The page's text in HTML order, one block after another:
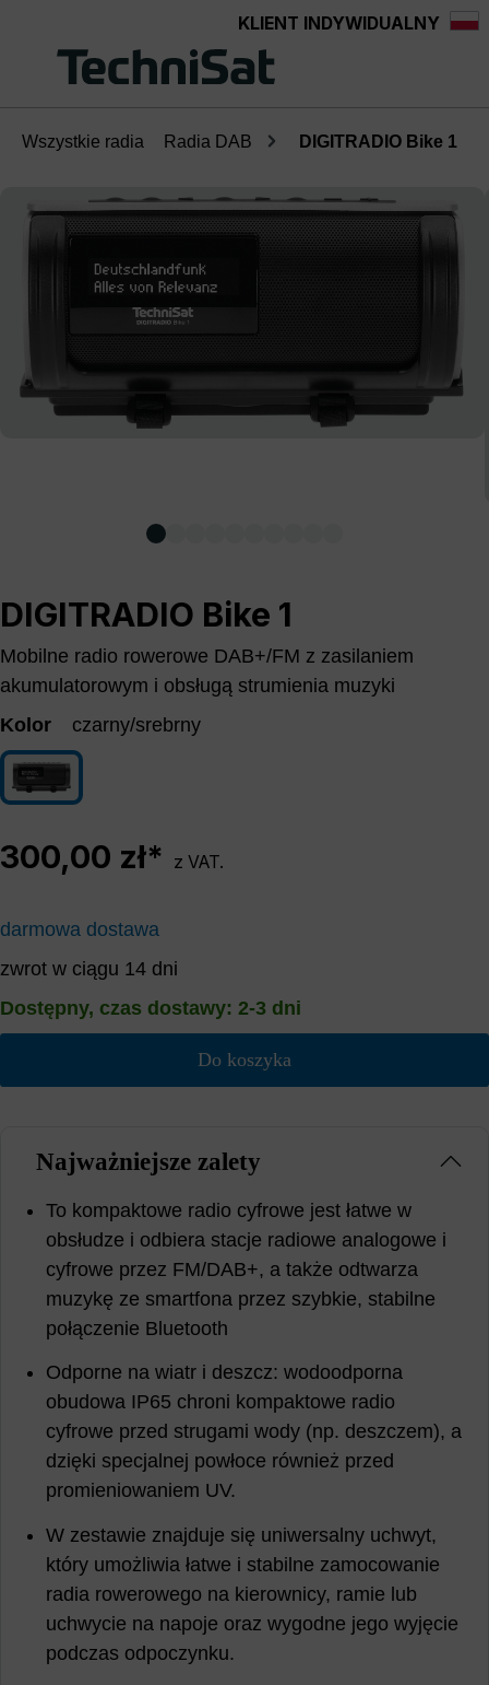
Przejdź do głównej zawartościKLIENT INDYWIDUALNY
Wszystkie radia Radia DAB DIGITRADIO Bike 1
Pomiń galerię zdjęć
DIGITRADIO Bike 1
Mobilne radio rowerowe DAB+/FM z zasilaniem
akumulatorowym i obsługą strumienia muzyki
Kolor
czarny/srebrny
czarny/srebrny
300,00 zł* z VAT.
darmowa dostawa
zwrot w ciągu 14 dni
Dostępny, czas dostawy: 2-3 dni
Do koszyka
Najważniejsze zalety
To kompaktowe radio cyfrowe jest łatwe w
obsłudze i odbiera stacje radiowe analogowe i
cyfrowe przez FM/DAB+, a także odtwarza
muzykę ze smartfona przez szybkie, stabilne
połączenie Bluetooth
Odporne na wiatr i deszcz: wodoodporna
obudowa IP65 chroni kompaktowe radio
cyfrowe przed strugami wody (np. deszczem), a
dzięki specjalnej powłoce również przed
promieniowaniem UV.
W zestawie znajduje się uniwersalny uchwyt,
który umożliwia łatwe i stabilne zamocowanie
radia rowerowego na kierownicy, ramie lub
uchwycie na napoje oraz wygodne jego wyjęcie
podczas odpoczynku.